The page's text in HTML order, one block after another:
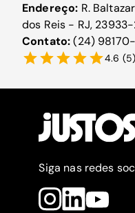
Endereço: R.
dos Reis - RJ,
Contato:(24)
4.6 (5)
Siga nas redes